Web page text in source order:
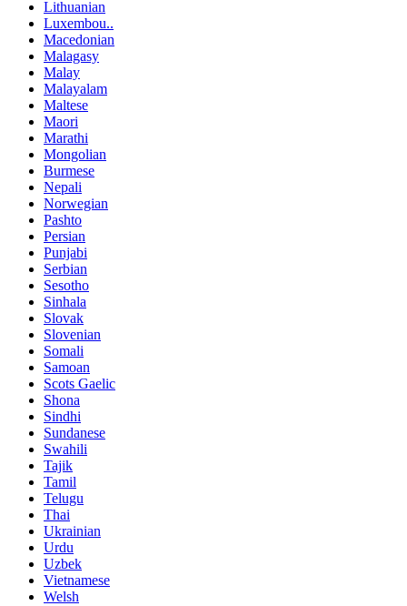
Lithuanian
Luxembou..
Macedonian
Malagasy
Malay
Malayalam
Maltese
Maori
Marathi
Mongolian
Burmese
Nepali
Norwegian
Pashto
Persian
Punjabi
Serbian
Sesotho
Sinhala
Slovak
Slovenian
Somali
Samoan
Scots Gaelic
Shona
Sindhi
Sundanese
Swahili
Tajik
Tamil
Telugu
Thai
Ukrainian
Urdu
Uzbek
Vietnamese
Welsh